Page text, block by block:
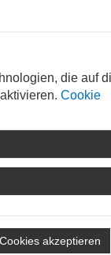
Nächstes Projekt
die auf
Cookie
akzeptieren